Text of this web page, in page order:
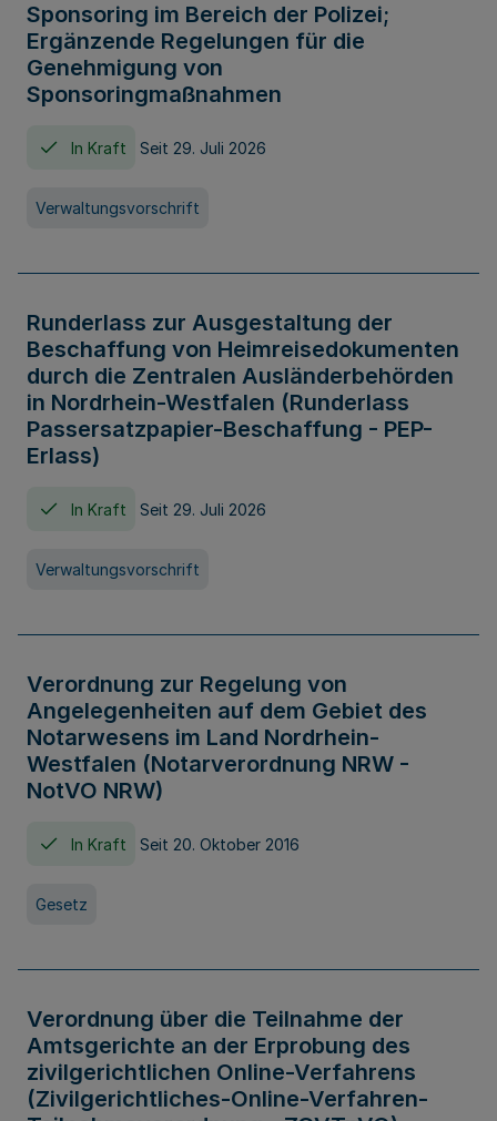
Sponsoring im Bereich der Polizei;
Ergänzende Regelungen für die
Genehmigung von
Sponsoringmaßnahmen
In Kraft Seit 29. Juli 2026
Verwaltungsvorschrift
Runderlass zur Ausgestaltung der
Beschaffung von Heimreisedokumenten
durch die Zentralen Ausländerbehörden
in Nordrhein-Westfalen (Runderlass
Passersatzpapier-Beschaffung - PEP-
Erlass)
In Kraft Seit 29. Juli 2026
Verwaltungsvorschrift
Verordnung zur Regelung von
Angelegenheiten auf dem Gebiet des
Notarwesens im Land Nordrhein-
Westfalen (Notarverordnung NRW -
NotVO NRW)
In Kraft Seit 20. Oktober 2016
Gesetz
Verordnung über die Teilnahme der
Amtsgerichte an der Erprobung des
zivilgerichtlichen Online-Verfahrens
(Zivilgerichtliches-Online-Verfahren-